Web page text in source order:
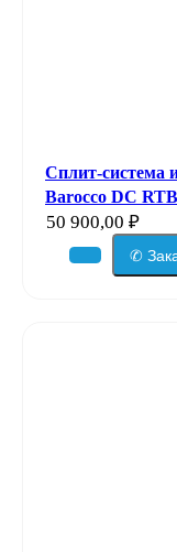
Сплит-система
Barocco DC
50 900,00 ₽
✆